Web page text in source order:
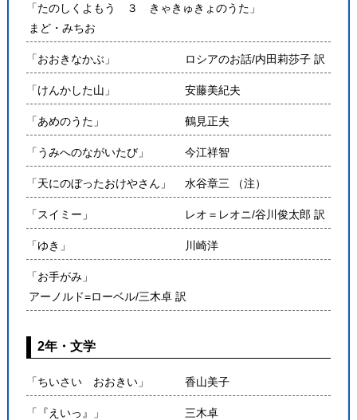
「たのしくよもう ３ きゃきゅきょのうた」
まど・みちお
「おおきなかぶ」 ロシアのお話/内田莉莎子 訳
「けんかした山」 安藤美紀夫
「あめのうた」 鶴見正夫
「うみへのながいたび」 今江祥智
「天にのぼったおけやさん」 水谷章三 （注）
「スイミー」 レオ＝レオニ/谷川俊太郎 訳
「ゆき」 川崎洋
「お手がみ」
アーノルド=ローベル/三木卓 訳
2年・文学
「ちいさい おおきい」 香山美子
「『えいっ』」 三木卓